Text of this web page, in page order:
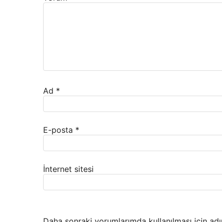
Ad *
E-posta *
İnternet sitesi